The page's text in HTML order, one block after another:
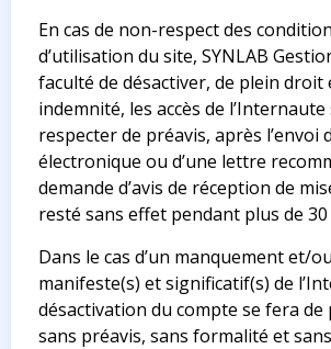
En cas de non-respect des
d’utilisation du site, SYNLAB
faculté de désactiver, de plein droit
indemnité, les accès de
respecter de préavis, après l’envoi
électronique ou d’une lettre
demande d’avis de réception de
resté sans effet pendant plus de
Dans le cas d’un manquement et/
manifeste(s) et significatif(s) de
désactivation du compte se fera de
sans préavis, sans formalité et